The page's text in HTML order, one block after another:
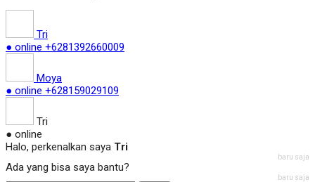
Tri
● online +6281392660009
Moya
● online +628159029109
Tri
● online
Halo, perkenalkan saya Tri
baru saja
Ada yang bisa saya bantu?
baru saja